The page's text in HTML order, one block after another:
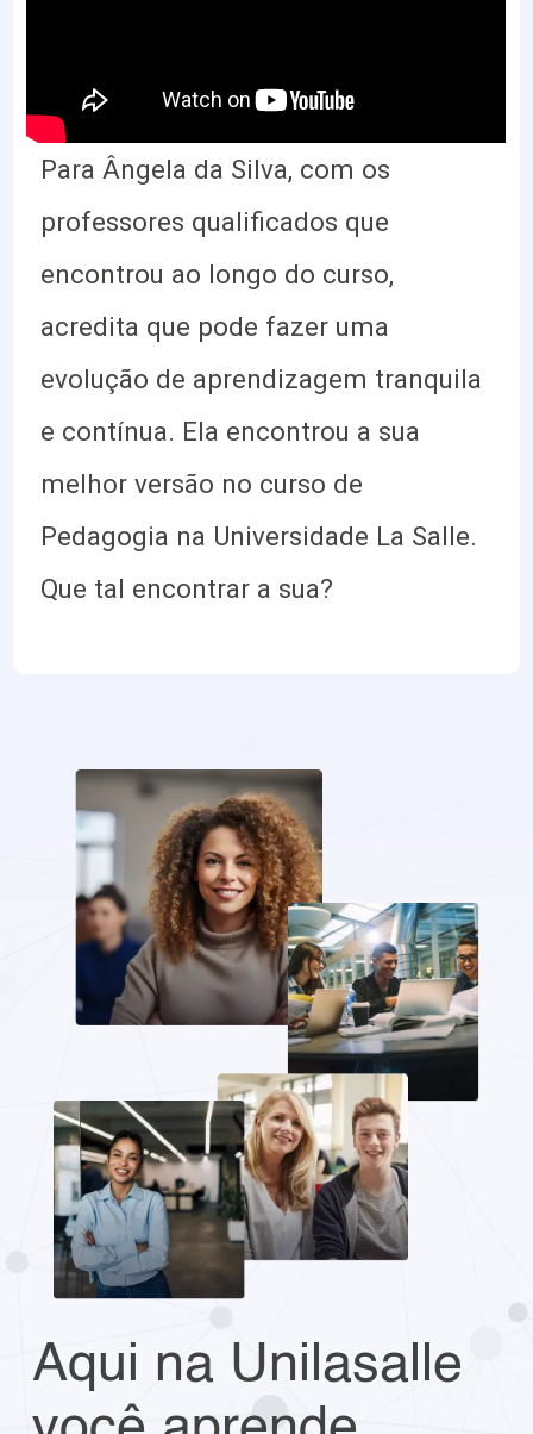
Para Ângela da Silva, com os
professores qualificados que
encontrou ao longo do curso,
acredita que pode fazer uma
evolução de aprendizagem tranquila
e contínua. Ela encontrou a sua
melhor versão no curso de
Pedagogia na Universidade La Salle.
Que tal encontrar a sua?
Aqui na Unilasalle